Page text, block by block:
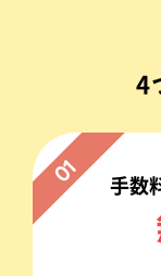
4
01 手数